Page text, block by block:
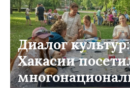
Диалог
Хакасии